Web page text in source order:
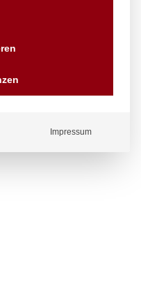
seit über 40 Jahren
Paypal,
Direkt
Impressum